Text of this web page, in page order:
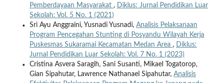
Pemberdayaan Masyarakat , Diklus: Jurnal Pendidikan Luar
Sekolah: Vol. 5 No. 1 (2021)
Sri Ayu Anggraini, Yusnadi Yusnadi, Analisis Pelaksanaan
Program Pencegahan Stunting di Posyandu Wilayah Kerja
Puskesmas Sukaramai Kecamatan Medan Area , Diklus:
Jurnal Pendidikan Luar Sekolah: Vol. 7 No. 1 (2023)
Cristina Asvera Saragih, Sani Susanti, Mikael Togatorop,
Gian Sipahutar, Lawrence Nathanael Sipahutar, Analisis